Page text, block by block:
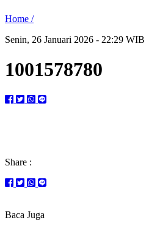
Home /
Senin, 26 Januari 2026 - 22:29 WIB
1001578780
Share :
Baca Juga